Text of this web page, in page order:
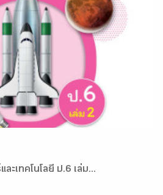
ะเทคโนโลยี ป.6 เล่ม...